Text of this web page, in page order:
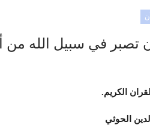
تصبر في سبيل الله من
الكريم.
الحوثي